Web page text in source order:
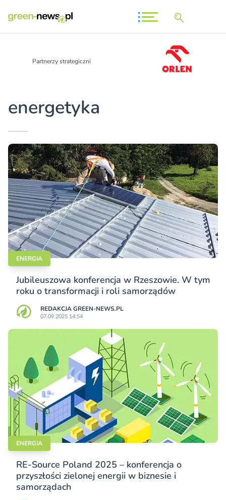
Partnerzy strategiczni
energetyka
ENERGIA
Jubileuszowa konferencja w Rzeszowie. W tym
roku o transformacji i roli samorządów
REDAKCJA GREEN-NEWS.PL
07.09.2025 14:54
ENERGIA
RE-Source Poland 2025 – konferencja o
przyszłości zielonej energii w biznesie i
samorządach